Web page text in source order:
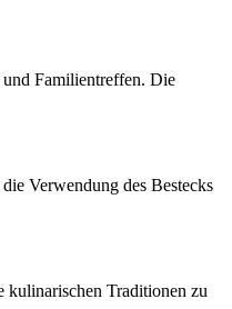
Familientreffen. Die
Verwendung des Bestecks
kulinarischen Traditionen zu